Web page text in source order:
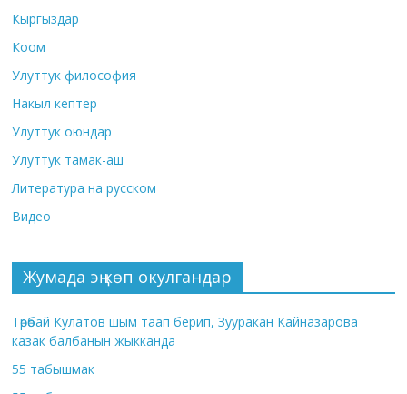
Кыргыздар
Коом
Улуттук философия
Накыл кептер
Улуттук оюндар
Улуттук тамак-аш
Литература на русском
Видео
Жумада эң көп окулгандар
Төрөбай Кулатов шым таап берип, Зууракан Кайназарова
казак балбанын жыкканда
55 табышмак